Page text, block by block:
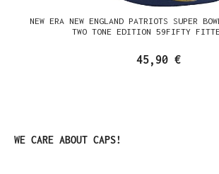
NEW ERA NEW ENGLAND PATRIOTS SUPER
TWO TONE EDITION 59FIFTY
45,90 €
Produktgalerie überspringen
WE CARE ABOUT CAPS!